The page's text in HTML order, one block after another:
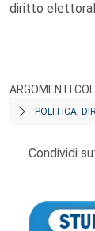
diritto
ARGOMENTI
POLITICA,
Condividi su: